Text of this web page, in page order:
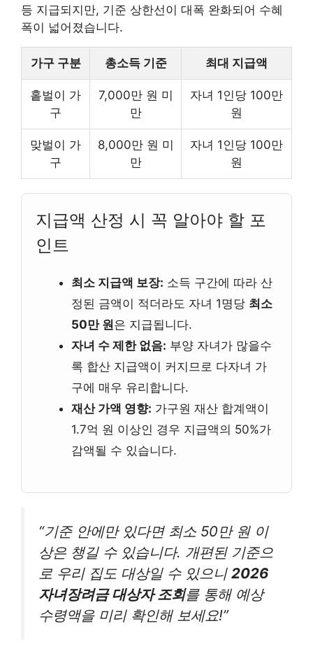
등 지급되지만, 기준 상한선이 대폭 완화되어 수혜
폭이 넓어졌습니다.
가구 구분 총소득 기준 최대 지급액
홑벌이 가
구
7,000만 원 미
만
자녀 1인당 100만
원
맞벌이 가
구
8,000만 원 미
만
자녀 1인당 100만
원
지급액 산정 시 꼭 알아야 할 포
인트
최소 지급액 보장: 소득 구간에 따라 산
정된 금액이 적더라도 자녀 1명당 최소
50만 원은 지급됩니다.
자녀 수 제한 없음: 부양 자녀가 많을수
록 합산 지급액이 커지므로 다자녀 가
구에 매우 유리합니다.
재산 가액 영향: 가구원 재산 합계액이
1.7억 원 이상인 경우 지급액의 50%가
감액될 수 있습니다.
“기준 안에만 있다면 최소 50만 원 이
상은 챙길 수 있습니다. 개편된 기준으
로 우리 집도 대상일 수 있으니 2026
자녀장려금 대상자 조회를 통해 예상
수령액을 미리 확인해 보세요!”